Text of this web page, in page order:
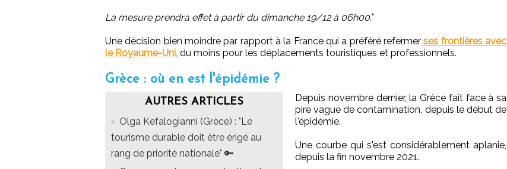
La mesure prendra effet à partir du dimanche 19/12 à 06h00."
Une décision bien moindre par rapport à la France qui a préféré refermer ses frontières avec
le Royaume-Uni, du moins pour les déplacements touristiques et professionnels.
Grèce : où en est l'épidémie ?
AUTRES ARTICLES
Olga Kefalogianni (Grèce) : "Le
tourisme durable doit être érigé au
rang de priorité nationale" 🔑
Depuis novembre dernier, la Grèce fait face à sa
pire vague de contamination, depuis le début de
l'épidémie.
Une courbe qui s'est considérablement aplanie,
depuis la fin novembre 2021.